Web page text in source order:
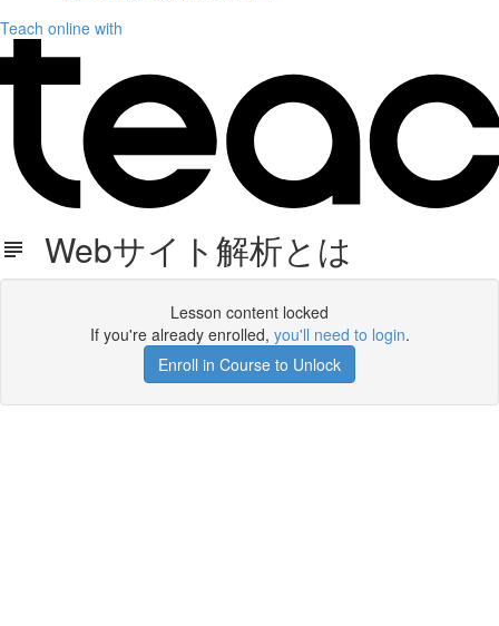
Teach online with
Webサイト解析とは
Lesson content locked
If you're already enrolled, you'll need to login.
Enroll in Course to Unlock